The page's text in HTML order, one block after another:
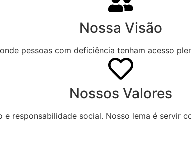
Nossa Visão
pessoas com deficiência tenham acesso
Nossos Valores
e responsabilidade social. Nosso lema é servir